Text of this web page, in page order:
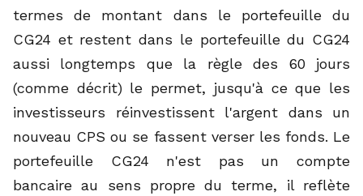
termes de montant dans le portefeuille du
CG24 et restent dans le portefeuille du CG24
aussi longtemps que la règle des 60 jours
(comme décrit) le permet, jusqu'à ce que les
investisseurs réinvestissent l'argent dans un
nouveau CPS ou se fassent verser les fonds. Le
portefeuille CG24 n'est pas un compte
bancaire au sens propre du terme, il reflète